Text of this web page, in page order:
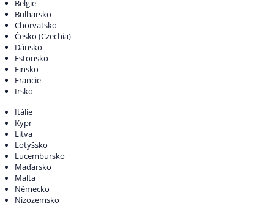
do země odeslání zásilky, viz Ceník České pošty s.p..
Informace o veterinárních předpisech a problematice dovozu
veterinárního zboží získáte na webových stránkách Městské
veterinární správy.
Belgie
Bulharsko
Chorvatsko
Česko (Czechia)
Dánsko
Estonsko
Finsko
Francie
Irsko
Itálie
Kypr
Litva
Lotyšsko
Lucembursko
Maďarsko
Malta
Německo
Nizozemsko